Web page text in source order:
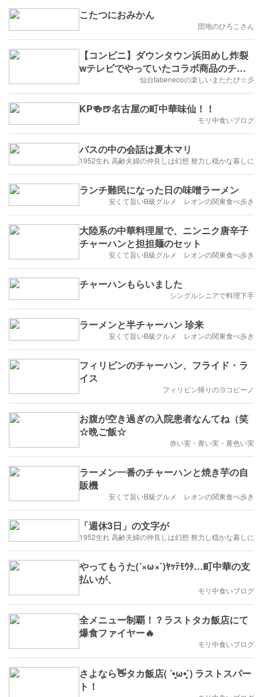
こたつにおみかん
団地のひろこさん
【コンビニ】ダウンタウン浜田めし炸裂
wテレビでやっていたコラボ商品のチャ
ーハンとエビチリ食べたじょ(๑ÒωÓ๑)
仙台tabenecoの楽しいまたたび☆彡
KP🍻🍺名古屋の町中華味仙！！
モリ中食いブログ
バスの中の会話は夏木マリ
1952生れ 高齢夫婦の仲良しは幻想 努力し穏かな暮しに
ランチ難民になった日の味噌ラーメン
安くて旨いB級グルメ レオンの関東食べ歩き
大陸系の中華料理屋で、ニンニク唐辛子
チャーハンと担担麺のセット
安くて旨いB級グルメ レオンの関東食べ歩き
チャーハンもらいました
シングルシニアで料理下手
ラーメンと半チャーハン 珍来
安くて旨いB級グルメ レオンの関東食べ歩き
フィリピンのチャーハン、フライド・ラ
イス
フィリピン帰りのヨコピーノ
お腹が空き過ぎの入院患者なんてね（笑
☆晩ご飯☆
赤い実・青い実・黄色い実
ラーメン一番のチャーハンと焼き芋の自
販機
安くて旨いB級グルメ レオンの関東食べ歩き
「週休3日」の文字が
1952生れ 高齢夫婦の仲良しは幻想 努力し穏かな暮しに
やってもうた(´×ω×`)ﾔｯﾃﾓｳﾀ…町中華の支
払いが、
モリ中食いブログ
全メニュー制覇！？ラストタカ飯店にて
爆食ファイヤー🔥
モリ中食いブログ
さよなら👋タカ飯店( ´•̥̥̥ω•̥̥̥`) ラストスパー
ト！